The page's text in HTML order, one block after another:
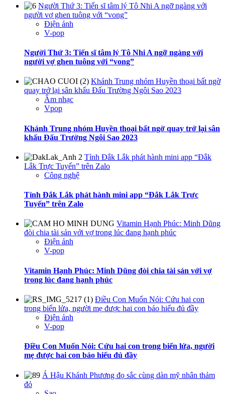
Người Thứ 3: Tiến sĩ tâm lý Tô Nhi A ngỡ ngàng với
người vợ ghen tuông với “vong”
Điện ảnh
V-pop
Người Thứ 3: Tiến sĩ tâm lý Tô Nhi A ngỡ ngàng với
người vợ ghen tuông với “vong”
Khánh Trung nhóm Huyền thoại bất ngờ
quay trở lại sân khấu Đấu Trường Ngôi Sao 2023
Âm nhạc
Vpop
Khánh Trung nhóm Huyền thoại bất ngờ quay trở lại sân
khấu Đấu Trường Ngôi Sao 2023
Tỉnh Đắk Lắk phát hành mini app “Đắk
Lắk Trực Tuyến” trên Zalo
Công nghệ
Tỉnh Đắk Lắk phát hành mini app “Đắk Lắk Trực
Tuyến” trên Zalo
Vitamin Hạnh Phúc: Minh Dũng
đòi chia tài sản với vợ trong lúc đang hạnh phúc
Điện ảnh
V-pop
Vitamin Hạnh Phúc: Minh Dũng đòi chia tài sản với vợ
trong lúc đang hạnh phúc
Điều Con Muốn Nói: Cứu hai con
trong biển lửa, người mẹ được hai con báo hiếu đủ đầy
Điện ảnh
V-pop
Điều Con Muốn Nói: Cứu hai con trong biển lửa, người
mẹ được hai con báo hiếu đủ đầy
Á Hậu Khánh Phương đọ sắc cùng dàn mỹ nhân thảm
đỏ